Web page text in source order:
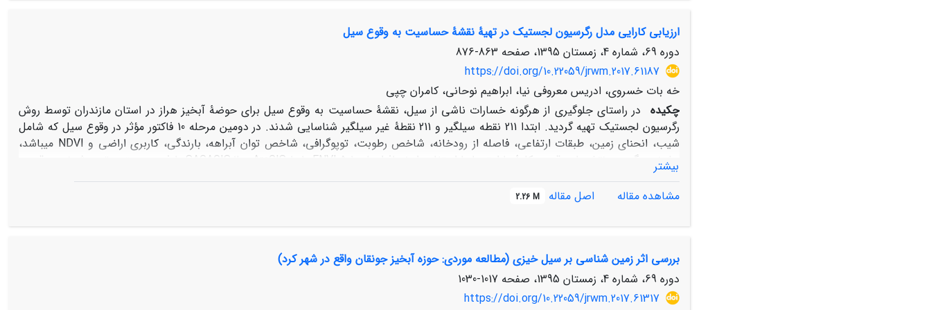
مطالعاتی را در بر می­گیرند. در واقع نتایج به دست آمده نشان می­دهد که بخش عمده­ای از مساحت منطقه دربرگیرنده خطر خیلی شدید از لحاظ فشار
دام می­باشد (3/63% از کل منطقه).
ارزیابی کارایی مدل رگرسیون لجستیک در تهیۀ نقشۀ حساسیت به وقوع سیل
دوره 69، شماره 4، زمستان 1395، صفحه
863-876
https://doi.org/10.22059/jrwm.2017.61187
خه بات خسروی، ادریس معروفی نیا، ابراهیم نوحانی، کامران چپی
چکیده در راستای جلوگیری از هرگونه خسارات ناشی از سیل، نقشۀ حساسیت به وقوع سیل برای حوضۀ آبخیز هراز در استان مازندران توسط روش
رگرسیون لجستیک تهیه گردید. ابتدا 211 نقطه سیل­گیر و 211 نقطۀ غیر سیل­گیر شناسایی شدند. در دومین مرحله 10 فاکتور مؤثر در وقوع سیل که شامل
شیب، انحنای زمین، طبقات ارتفاعی، فاصله از رودخانه، شاخص رطوبت، توپوگرافی، شاخص توان آبراهه، بارندگی، کاربری اراضی و NDVI می­باشد،
مشخص گردید. نقشه­های رقومی کلیۀ پارامتر­ها با استفاده از نرم­افزارهای ArcGIS 10.1، ENVI 5.1 و SAGAGIS 2 با فرمت رستری تهیه شدند. موقعیت
های سیل‌گیر به صورت تصادفی به دو گروه 70 درصد (151) و 30 درصد (60) به ترتیب برای مدل‌سازی برای اعتبارسنجی تقسیم شدند. وزن لایه‌های
نقشۀ تهیه شده، از منحنی ROC و سطح زیر منحنی آن استفاده شد. نتایج نشان داد که برای میزان پیش‌بینی، سطح زیرمنحنی برابر با 3/78 درصد می­
فاکتورهای مؤثر در سیل به ترتیب شامل شاخص رطوبت توپوگرافی، انحنای زمین و شیب می­باشد. نتایج این تحقیق می­تواند برای محققان مختلف،
شرکت سهامی آب منطقه­ای مازندران، وزارت نیرو، جهاد کشاورزی و ادارات منابع­طبیعی، جهت کاهش خسارات در مواقع سیلابی مفید و ضروری می­
باشد.
بیشتر
مشاهده مقاله
اصل مقاله 2.26 M
بررسی اثر زمین شناسی بر سیل خیزی (مطالعه موردی: حوزه آبخیز جونقان واقع در شهر کرد)
دوره 69، شماره 4، زمستان 1395، صفحه
1017-1030
https://doi.org/10.22059/jrwm.2017.61317